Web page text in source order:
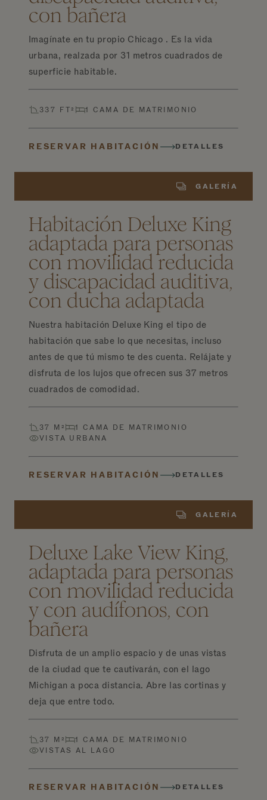
con bañera
Imagínate en tu propio Chicago . Es la vida
urbana, realzada por 31 metros cuadrados de
superficie habitable.
337 FT² 1 CAMA DE MATRIMONIO
RESERVAR HABITACIÓN DETALLES
GALERÍA
Habitación Deluxe King
adaptada para personas
con movilidad reducida
y discapacidad auditiva,
con ducha adaptada
Nuestra habitación Deluxe King el tipo de
habitación que sabe lo que necesitas, incluso
antes de que tú mismo te des cuenta. Relájate y
disfruta de los lujos que ofrecen sus 37 metros
cuadrados de comodidad.
37 M²
1 CAMA DE MATRIMONIO
VISTA URBANA
RESERVAR HABITACIÓN DETALLES
GALERÍA
Deluxe Lake View King,
adaptada para personas
con movilidad reducida
y con audífonos, con
bañera
Disfruta de un amplio espacio y de unas vistas
de la ciudad que te cautivarán, con el lago
Michigan a poca distancia. Abre las cortinas y
deja que entre todo.
37 M²
1 CAMA DE MATRIMONIO
VISTAS AL LAGO
RESERVAR HABITACIÓN DETALLES